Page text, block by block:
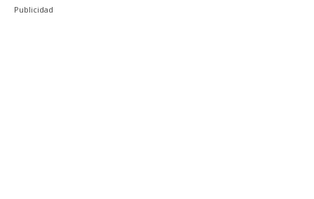
Publicidad